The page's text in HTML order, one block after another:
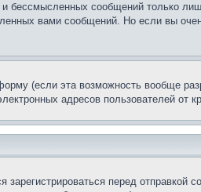
бессмысленных сообщений только
вами сообщений. Но если вы
(если эта возможность вообще
адресов пользователей от
перед отправкой